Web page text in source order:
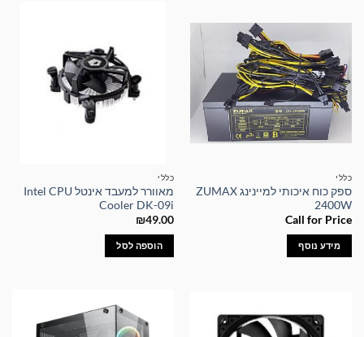
כללי
ספק כוח איכותי למיינינג ZUMAX
2400W
Call for Price
מידע נוסף
כללי
מאוורר למעבד אינטל Intel CPU
Cooler DK-09i
₪49.00
הוספה לסל